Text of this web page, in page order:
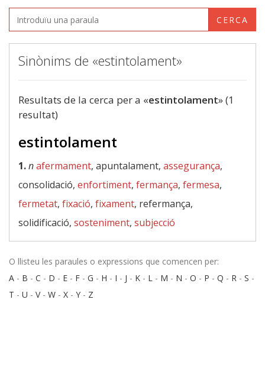
CERCA
Sinònims de «estintolament»
Resultats de la cerca per a «estintolament» (1
resultat)
estintolament
1.nafermament, apuntalament, assegurança,
consolidació, enfortiment, fermança, fermesa,
fermetat, fixació, fixament, refermança,
solidificació, sosteniment, subjecció
O llisteu les paraules o expressions que comencen per:
A - B - C - D - E - F - G - H - I - J - K - L - M - N - O - P - Q - R - S -
T - U - V- W - X - Y - Z